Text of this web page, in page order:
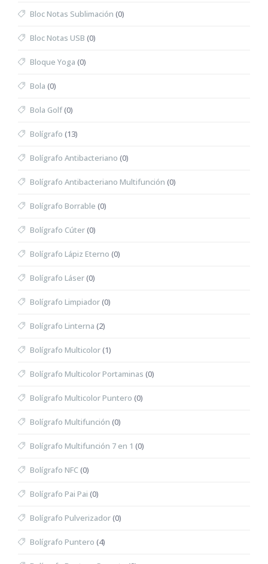
Bloc Notas Sublimación (0)
Bloc Notas USB (0)
Bloque Yoga (0)
Bola (0)
Bola Golf(0)
Bolígrafo (13)
Bolígrafo Antibacteriano (0)
Bolígrafo Antibacteriano Multifunción (0)
Bolígrafo Borrable (0)
Bolígrafo Cúter(0)
Bolígrafo Lápiz Eterno (0)
Bolígrafo Láser(0)
Bolígrafo Limpiador(0)
Bolígrafo Linterna (2)
Bolígrafo Multicolor(1)
Bolígrafo Multicolor Portaminas (0)
Bolígrafo Multicolor Puntero (0)
Bolígrafo Multifunción (0)
Bolígrafo Multifunción 7 en 1 (0)
Bolígrafo NFC(0)
Bolígrafo Pai Pai (0)
Bolígrafo Pulverizador(0)
Bolígrafo Puntero (4)